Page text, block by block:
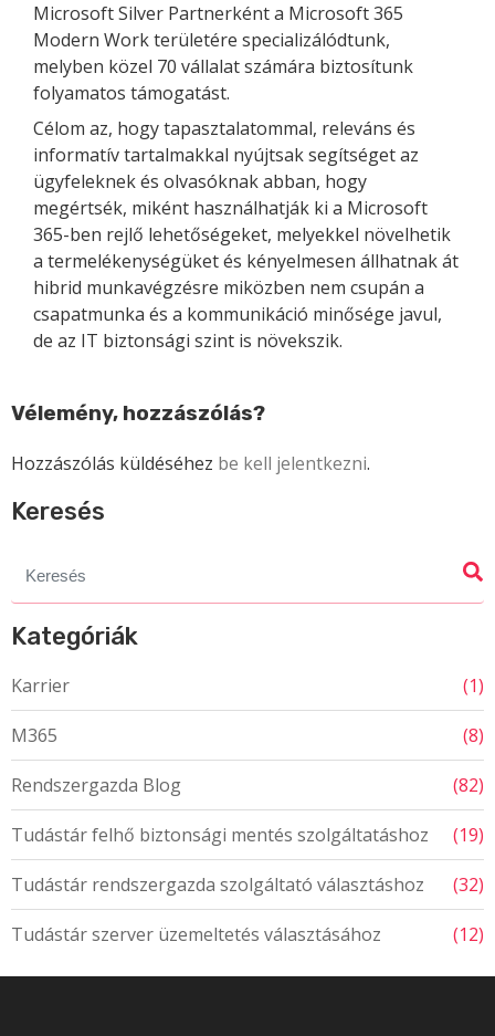
Microsoft Silver Partnerként a Microsoft 365
Modern Work területére specializálódtunk,
melyben közel 70 vállalat számára biztosítunk
folyamatos támogatást.
Célom az, hogy tapasztalatommal, releváns és
informatív tartalmakkal nyújtsak segítséget az
ügyfeleknek és olvasóknak abban, hogy
megértsék, miként használhatják ki a Microsoft
365-ben rejlő lehetőségeket, melyekkel növelhetik
a termelékenységüket és kényelmesen állhatnak át
hibrid munkavégzésre miközben nem csupán a
csapatmunka és a kommunikáció minősége javul,
de az IT biztonsági szint is növekszik.
Vélemény, hozzászólás?
Hozzászólás küldéséhez be kell jelentkezni.
Keresés
for:
Kategóriák
Karrier (1)
M365 (8)
Rendszergazda Blog (82)
Tudástár felhő biztonsági mentés szolgáltatáshoz (19)
Tudástár rendszergazda szolgáltató választáshoz (32)
Tudástár szerver üzemeltetés választásához (12)